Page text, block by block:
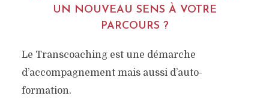
TRANS-COACHING
UN NOUVEAU SENS À VOTRE
PARCOURS ?
Le Transcoaching est une démarche
d’accompagnement mais aussi d’auto-
formation.